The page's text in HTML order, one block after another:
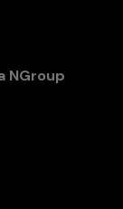
NGroup